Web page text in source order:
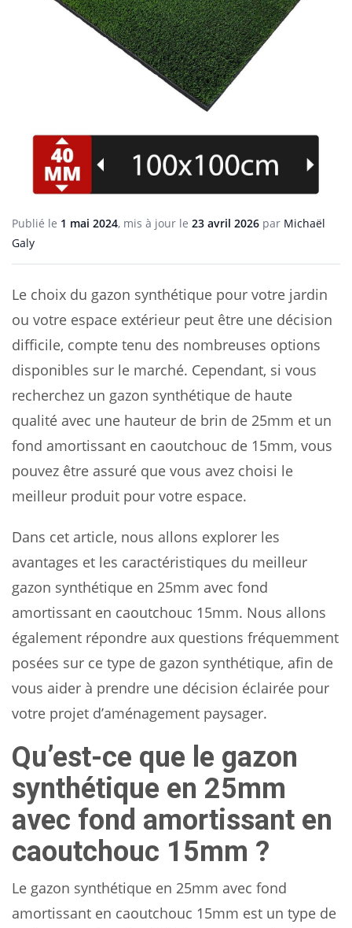
Publié le 1 mai 2024, mis à jour le 23 avril 2026 par Michaël
Galy
Le choix du gazon synthétique pour votre jardin
ou votre espace extérieur peut être une décision
difficile, compte tenu des nombreuses options
disponibles sur le marché. Cependant, si vous
recherchez un gazon synthétique de haute
qualité avec une hauteur de brin de 25mm et un
fond amortissant en caoutchouc de 15mm, vous
pouvez être assuré que vous avez choisi le
meilleur produit pour votre espace.
Dans cet article, nous allons explorer les
avantages et les caractéristiques du meilleur
gazon synthétique en 25mm avec fond
amortissant en caoutchouc 15mm. Nous allons
également répondre aux questions fréquemment
posées sur ce type de gazon synthétique, afin de
vous aider à prendre une décision éclairée pour
votre projet d’aménagement paysager.
Qu’est-ce que le gazon
synthétique en 25mm
avec fond amortissant en
caoutchouc 15mm ?
Le gazon synthétique en 25mm avec fond
amortissant en caoutchouc 15mm est un type de